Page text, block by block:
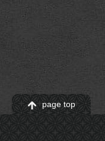
page top